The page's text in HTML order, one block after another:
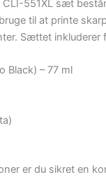
551XL sæt
til at printe
Sættet inkluderer
Black) – 77 ml
er du sikret en